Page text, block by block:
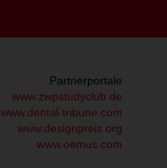
Partnerportale
www.zwpstudyclub.de
www.dental-tribune.com
www.designpreis.org
www.oemus.com